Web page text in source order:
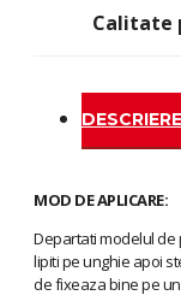
Calitate
DESCRIERE
MOD DE APLICARE:
Departati modelul de
lipiti pe unghie apoi
de fixeaza bine pe